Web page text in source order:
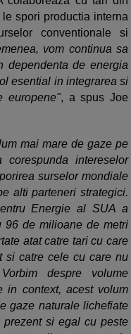
spori productia interna
conventionale si
vom continua sa
dependenta de energia
esential in integrarea si
europene", a spus Joe
mai mare de gaze pe
intereselor
surselor mondiale
alti parteneri strategici.
Energie al SUA a
96 de milioane de metri
atat catre tari cu care
si catre cele cu care nu
despre volume
in context, acest volum
gaze naturale lichefiate
si egal cu peste